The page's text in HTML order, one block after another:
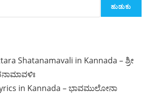
ಹುಡುಕು
Shatanamavali in Kannada – ಶ್ರೀ
in Kannada – ಭಾವಮುಲೋನಾ